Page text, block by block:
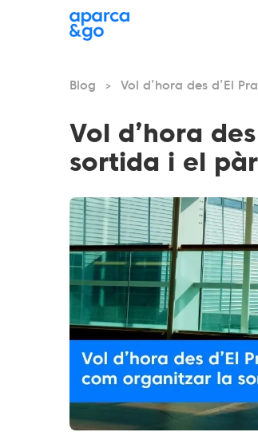
Blog > Vol d’hora des d’El
Vol d’hora
sortida i el